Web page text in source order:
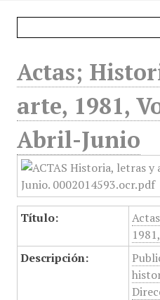
Actas;
arte, 1981,
Abril-Junio
Título:
Descripción: